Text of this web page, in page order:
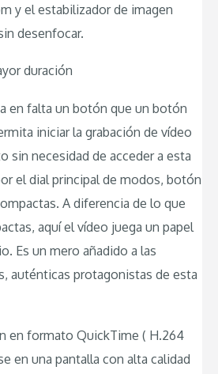
y el estabilizador de imagen
desenfocar.
duración
en falta un botón que un botón
iniciar la grabación de vídeo
sin necesidad de acceder a esta
el dial principal de modos, botón
A diferencia de lo que
aquí el vídeo juega un papel
Es un mero añadido a las
auténticas protagonistas de esta
en formato QuickTime ( H.264
en una pantalla con alta calidad